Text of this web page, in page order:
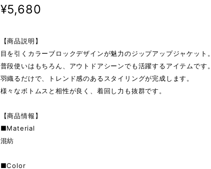
¥5,680
【商品説明】
目を引くカラーブロックデザインが魅力のジップアップジャケット。
普段使いはもちろん、アウトドアシーンでも活躍するアイテムです。
羽織るだけで、トレンド感のあるスタイリングが完成します。
様々なボトムスと相性が良く、着回し力も抜群です。
【商品情報】
■Material
混紡
■Color